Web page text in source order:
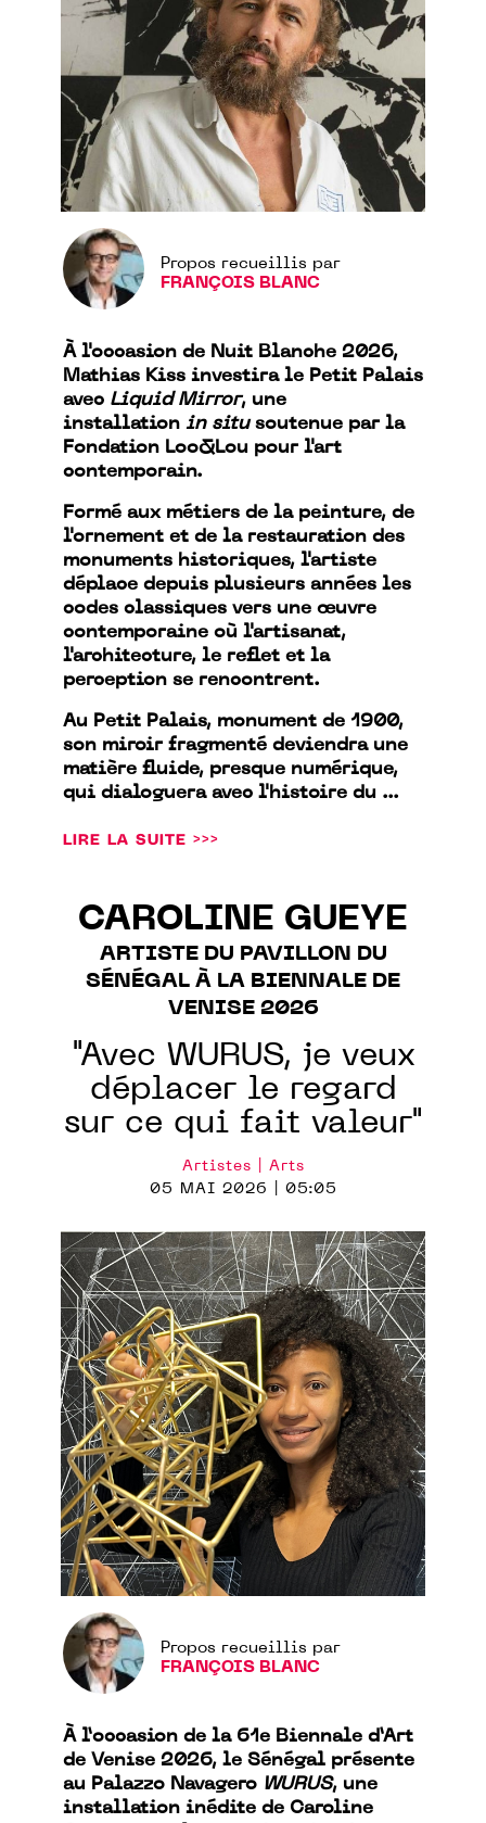
Propos recueillis par
FRANÇOIS BLANC
À l'occasion de Nuit Blanche 2026,
Mathias Kiss investira le Petit Palais
avec Liquid Mirror, une
installation in situsoutenue par la
Fondation Loo&Lou pour l'art
contemporain.
Formé aux métiers de la peinture, de
l'ornement et de la restauration des
monuments historiques, l'artiste
déplace depuis plusieurs années les
codes classiques vers une œuvre
contemporaine où l'artisanat,
l'architecture, le reflet et la
perception se rencontrent.
Au Petit Palais, monument de 1900,
son miroir fragmenté deviendra une
matière fluide, presque numérique,
qui dialoguera avec l'histoire du ...
LIRE LA SUITE >>>
CAROLINE GUEYE
ARTISTE DU PAVILLON DU
SÉNÉGAL À LA BIENNALE DE
VENISE 2026
"Avec WURUS, je veux
déplacer le regard
sur ce qui fait valeur"
Artistes | Arts
05 MAI 2026 | 05:05
Propos recueillis par
FRANÇOIS BLANC
À l’occasion de la 61e Biennale d’Art
de Venise 2026, le Sénégal présente
au Palazzo Navagero WURUS, une
installation inédite de Caroline